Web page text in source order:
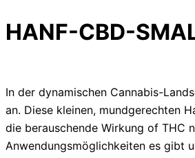
HANF-CBD-
In der dynamischen Cannabis-
an. Diese kleinen, mundgerechten
die berauschende Wirkung of THC
Anwendungsmöglichkeiten es gibt